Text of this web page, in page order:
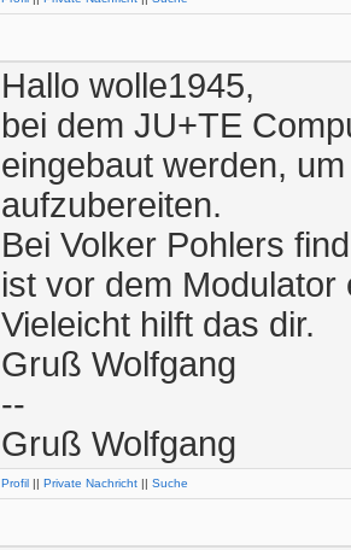
Hallo wolle1945,
bei dem JU+TE
eingebaut werden,
aufzubereiten.
Bei Volker Pohlers
ist vor dem
Vieleicht hilft das dir.
Gruß Wolfgang
--
Gruß Wolfgang
Profil || Private Nachricht || Suche